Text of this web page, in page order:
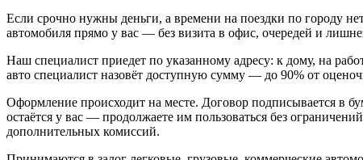
Если срочно нужны деньги, а времени на поездки по городу
автомобиля прямо у вас — без визита в офис, очередей и
Наш специалист приедет по указанному адресу: к дому, на
авто специалист назовёт доступную сумму — до 90% от
Оформление происходит на месте. Договор подписывается в
остаётся у вас — продолжаете им пользоваться без
дополнительных комиссий.